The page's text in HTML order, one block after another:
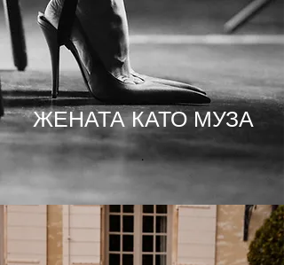
ЖЕНАТА КАТО МУЗА
.